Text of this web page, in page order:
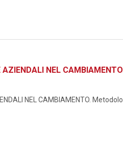
AZIENDALI NEL
NEL CAMBIAMENTO.